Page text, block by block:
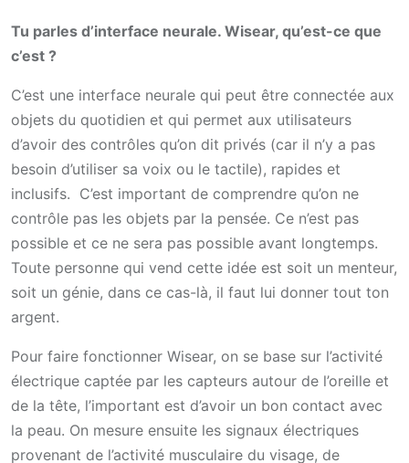
Tu parles d’interface neurale. Wisear, qu’est-ce que
c’est ?
C’est une interface neurale qui peut être connectée aux
objets du quotidien et qui permet aux utilisateurs
d’avoir des contrôles qu’on dit privés (car il n’y a pas
besoin d’utiliser sa voix ou le tactile), rapides et
inclusifs. C’est important de comprendre qu’on ne
contrôle pas les objets par la pensée. Ce n’est pas
possible et ce ne sera pas possible avant longtemps.
Toute personne qui vend cette idée est soit un menteur,
soit un génie, dans ce cas-là, il faut lui donner tout ton
argent.
Pour faire fonctionner Wisear, on se base sur l’activité
électrique captée par les capteurs autour de l’oreille et
de la tête, l’important est d’avoir un bon contact avec
la peau. On mesure ensuite les signaux électriques
provenant de l’activité musculaire du visage, de